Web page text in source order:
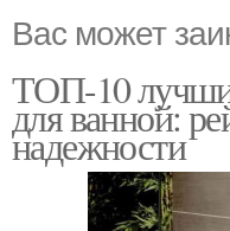
Вас может
ТОП-10
для ванной:
надежности